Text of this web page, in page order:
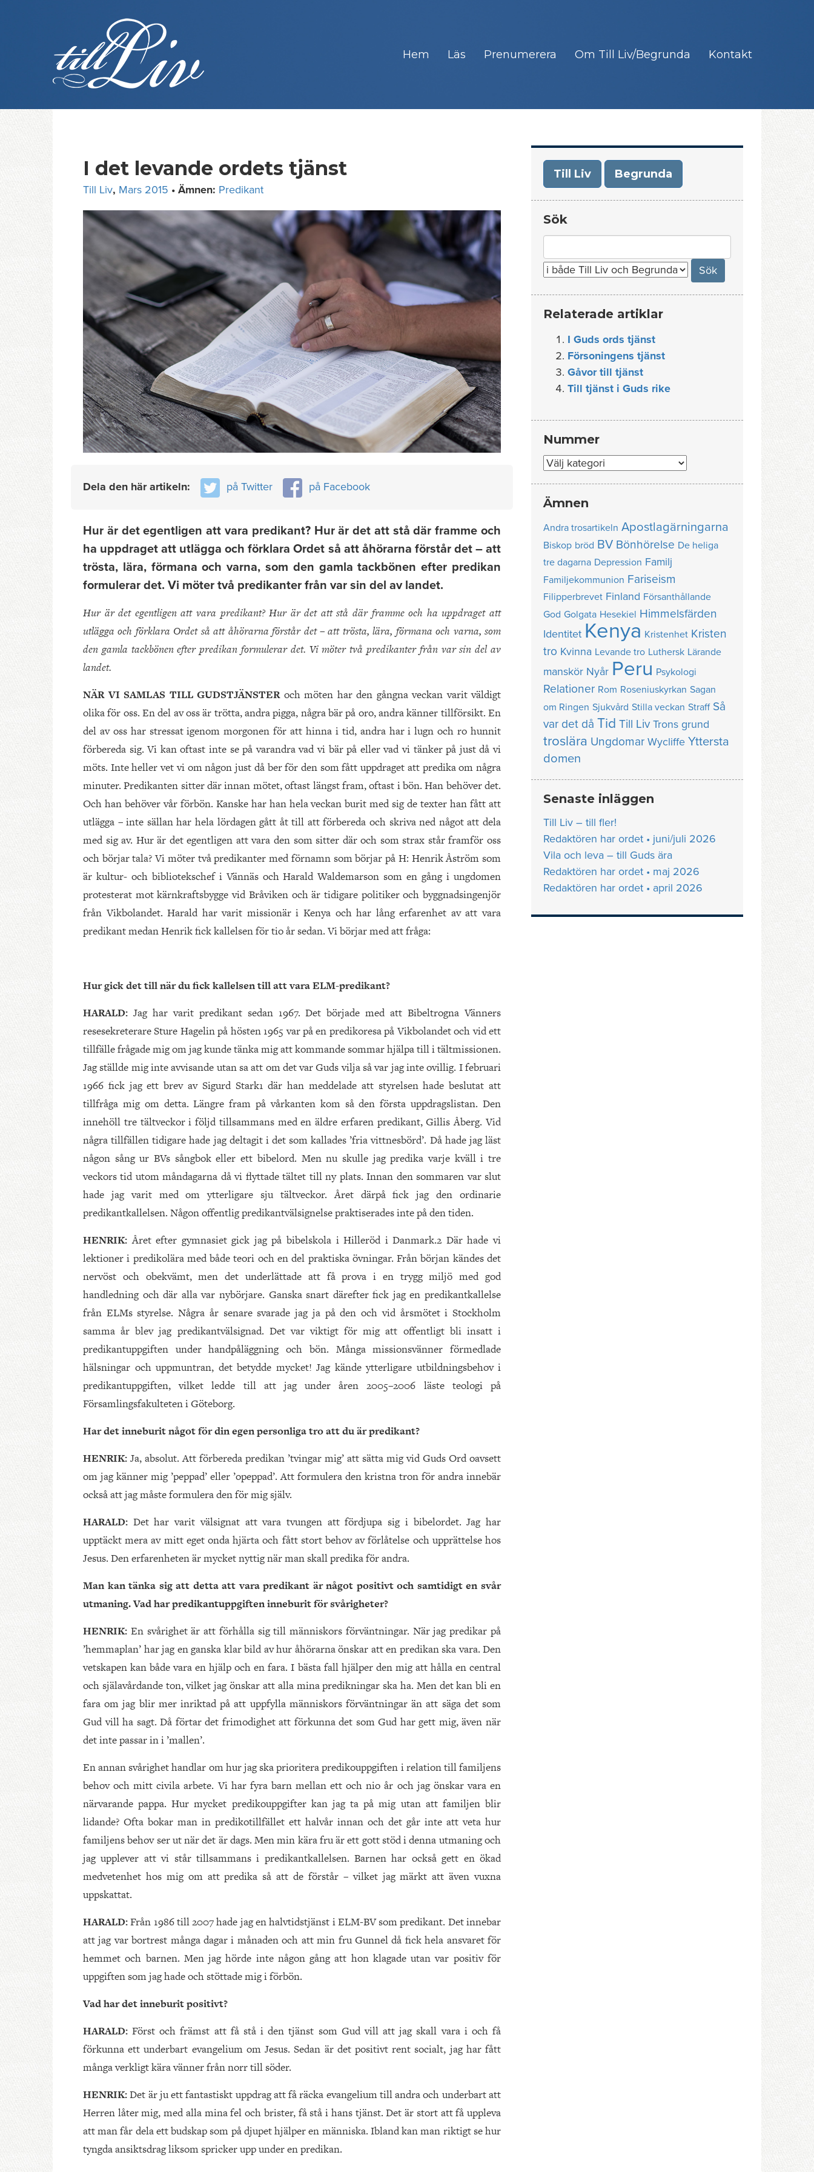
Hem Läs Prenumerera Om Till Liv/Begrunda Kontakt
I det levande ordets tjänst
Till Liv, Mars 2015 • Ämnen: Predikant
Dela den här artikeln: på Twitter på Facebook
Hur är det egentligen att vara predikant? Hur är det att stå där framme och
ha uppdraget att utlägga och förklara Ordet så att åhörarna förstår det – att
trösta, lära, förmana och varna, som den gamla tackbönen efter predikan
formulerar det. Vi möter två predikanter från var sin del av landet.
Hur är det egentligen att vara predikant? Hur är det att stå där framme och ha uppdraget att
utlägga och förklara Ordet så att åhörarna förstår det – att trösta, lära, förmana och varna, som
den gamla tackbönen efter predikan formulerar det. Vi möter två predikanter från var sin del av
landet.
NÄR VI SAMLAS TILL GUDSTJÄNSTER och möten har den gångna veckan varit väldigt
olika för oss. En del av oss är trötta, andra pigga, några bär på oro, andra känner tillförsikt. En
del av oss har stressat igenom morgonen för att hinna i tid, andra har i lugn och ro hunnit
förbereda sig. Vi kan oftast inte se på varandra vad vi bär på eller vad vi tänker på just då vi
möts. Inte heller vet vi om någon just då ber för den som fått uppdraget att predika om några
minuter. Predikanten sitter där innan mötet, oftast längst fram, oftast i bön. Han behöver det.
Och han behöver vår förbön. Kanske har han hela veckan burit med sig de texter han fått att
utlägga – inte sällan har hela lördagen gått åt till att förbereda och skriva ned något att dela
med sig av. Hur är det egentligen att vara den som sitter där och som strax står framför oss
och börjar tala? Vi möter två predikanter med förnamn som börjar på H: Henrik Åström som
är kultur- och bibliotekschef i Vännäs och Harald Waldemarson som en gång i ungdomen
protesterat mot kärnkraftsbygge vid Bråviken och är tidigare politiker och byggnadsingenjör
från Vikbolandet. Harald har varit missionär i Kenya och har lång erfarenhet av att vara
predikant medan Henrik fick kallelsen för tio år sedan. Vi börjar med att fråga:
Hur gick det till när du fick kallelsen till att vara ELM-predikant?
HARALD: Jag har varit predikant sedan 1967. Det började med att Bibeltrogna Vänners
resesekreterare Sture Hagelin på hösten 1965 var på en predikoresa på Vikbolandet och vid ett
tillfälle frågade mig om jag kunde tänka mig att kommande sommar hjälpa till i tältmissionen.
Jag ställde mig inte avvisande utan sa att om det var Guds vilja så var jag inte ovillig. I februari
1966 fick jag ett brev av Sigurd Stark1 där han meddelade att styrelsen hade beslutat att
tillfråga mig om detta. Längre fram på vårkanten kom så den första uppdragslistan. Den
innehöll tre tältveckor i följd tillsammans med en äldre erfaren predikant, Gillis Åberg. Vid
några tillfällen tidigare hade jag deltagit i det som kallades ’fria vittnesbörd’. Då hade jag läst
någon sång ur BVs sångbok eller ett bibelord. Men nu skulle jag predika varje kväll i tre
veckors tid utom måndagarna då vi flyttade tältet till ny plats. Innan den sommaren var slut
hade jag varit med om ytterligare sju tältveckor. Året därpå fick jag den ordinarie
predikantkallelsen. Någon offentlig predikantvälsignelse praktiserades inte på den tiden.
HENRIK:Året efter gymnasiet gick jag på bibelskola i Hilleröd i Danmark.2 Där hade vi
lektioner i predikolära med både teori och en del praktiska övningar. Från början kändes det
nervöst och obekvämt, men det underlättade att få prova i en trygg miljö med god
handledning och där alla var nybörjare. Ganska snart därefter fick jag en predikantkallelse
från ELMs styrelse. Några år senare svarade jag ja på den och vid årsmötet i Stockholm
samma år blev jag predikantvälsignad. Det var viktigt för mig att offentligt bli insatt i
predikantuppgiften under handpåläggning och bön. Många missionsvänner förmedlade
hälsningar och uppmuntran, det betydde mycket! Jag kände ytterligare utbildningsbehov i
predikantuppgiften, vilket ledde till att jag under åren 2005–2006 läste teologi på
Församlingsfakulteten i Göteborg.
Har det inneburit något för din egen personliga tro att du är predikant?
HENRIK: Ja, absolut. Att förbereda predikan ’tvingar mig’ att sätta mig vid Guds Ord oavsett
om jag känner mig ’peppad’ eller ’opeppad’. Att formulera den kristna tron för andra innebär
också att jag måste formulera den för mig själv.
HARALD: Det har varit välsignat att vara tvungen att fördjupa sig i bibelordet. Jag har
upptäckt mera av mitt eget onda hjärta och fått stort behov av förlåtelse och upprättelse hos
Jesus. Den erfarenheten är mycket nyttig när man skall predika för andra.
Man kan tänka sig att detta att vara predikant är något positivt och samtidigt en svår
utmaning. Vad har predikantuppgiften inneburit för svårigheter?
HENRIK: En svårighet är att förhålla sig till människors förväntningar. När jag predikar på
’hemmaplan’ har jag en ganska klar bild av hur åhörarna önskar att en predikan ska vara. Den
vetskapen kan både vara en hjälp och en fara. I bästa fall hjälper den mig att hålla en central
och själavårdande ton, vilket jag önskar att alla mina predikningar ska ha. Men det kan bli en
fara om jag blir mer inriktad på att uppfylla människors förväntningar än att säga det som
Gud vill ha sagt. Då förtar det frimodighet att förkunna det som Gud har gett mig, även när
det inte passar in i ’mallen’.
En annan svårighet handlar om hur jag ska prioritera predikouppgiften i relation till familjens
behov och mitt civila arbete. Vi har fyra barn mellan ett och nio år och jag önskar vara en
närvarande pappa. Hur mycket predikouppgifter kan jag ta på mig utan att familjen blir
lidande? Ofta bokar man in predikotillfället ett halvår innan och det går inte att veta hur
familjens behov ser ut när det är dags. Men min kära fru är ett gott stöd i denna utmaning och
jag upplever att vi står tillsammans i predikantkallelsen. Barnen har också gett en ökad
medvetenhet hos mig om att predika så att de förstår – vilket jag märkt att även vuxna
uppskattat.
HARALD:Från 1986 till 2007 hade jag en halvtidstjänst i ELM-BV som predikant. Det innebar
att jag var bortrest många dagar i månaden och att min fru Gunnel då fick hela ansvaret för
hemmet och barnen. Men jag hörde inte någon gång att hon klagade utan var positiv för
uppgiften som jag hade och stöttade mig i förbön.
Vad har det inneburit positivt?
HARALD:Först och främst att få stå i den tjänst som Gud vill att jag skall vara i och få
förkunna ett underbart evangelium om Jesus. Sedan är det positivt rent socialt, jag har fått
många verkligt kära vänner från norr till söder.
HENRIK:Det är ju ett fantastiskt uppdrag att få räcka evangelium till andra och underbart att
Herren låter mig, med alla mina fel och brister, få stå i hans tjänst. Det är stort att få uppleva
att man får dela ett budskap som på djupet hjälper en människa. Ibland kan man riktigt se hur
tyngda ansiktsdrag liksom spricker upp under en predikan.
Till Liv Begrunda
Sök
for:
Relaterade artiklar
I Guds ords tjänst
Försoningens tjänst
Gåvor till tjänst
Till tjänst i Guds rike
Nummer
Nummer
Ämnen
Andra trosartikeln Apostlagärningarna
Biskop bröd BV Bönhörelse De heliga
tre dagarna Depression Familj
Familjekommunion Fariseism
Filipperbrevet Finland Försanthållande
God Golgata Hesekiel Himmelsfärden
Identitet Kenya Kristenhet Kristen
tro Kvinna Levande tro Luthersk Lärande
manskör Nyår Peru Psykologi
Relationer Rom Roseniuskyrkan Sagan
om Ringen Sjukvård Stilla veckan Straff Så
var det då Tid Till Liv Trons grund
troslära Ungdomar Wycliffe Yttersta
domen
Senaste inläggen
Till Liv – till fler!
Redaktören har ordet • juni/juli 2026
Vila och leva – till Guds ära
Redaktören har ordet • maj 2026
Redaktören har ordet • april 2026